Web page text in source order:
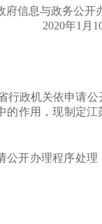
府信息与政务公
2020年1
行政机关依申请公
的作用，现制定江
公开办理程序处理